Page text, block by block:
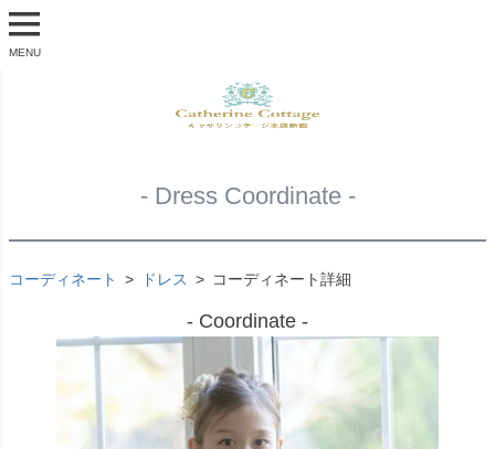
MENU
- Dress Coordinate -
コーディネート ドレス コーディネート詳細
- Coordinate -